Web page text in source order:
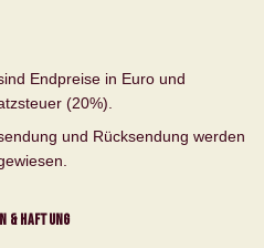
Endpreise in Euro und
(20%).
und Rücksendung werden
& Haftung